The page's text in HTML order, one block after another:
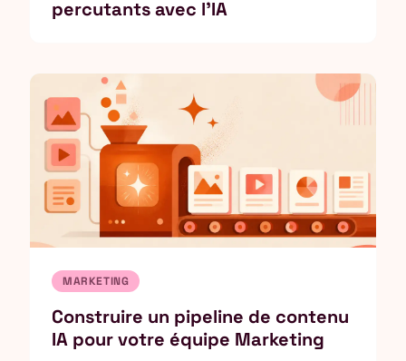
percutants avec l'IA
MARKETING
Construire un pipeline de contenu
IA pour votre équipe Marketing